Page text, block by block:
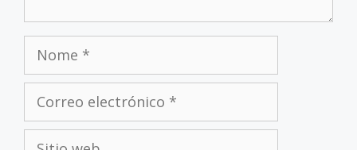
Nome
Correo
electrónico
Sitio